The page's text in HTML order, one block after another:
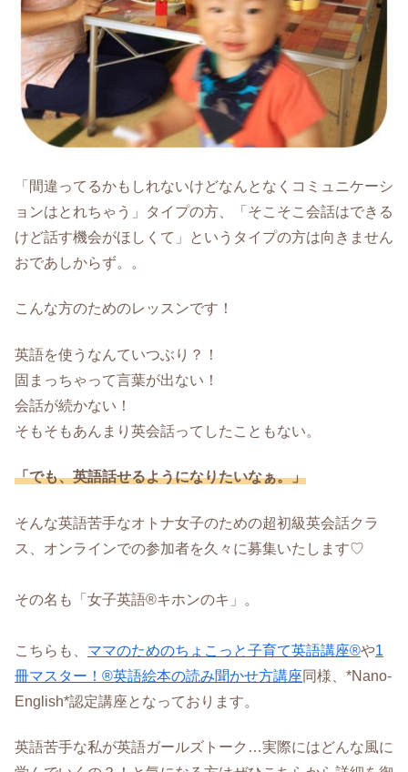
「間違ってるかもしれないけどなんとなくコミュニケーシ
ョンはとれちゃう」タイプの方、「そこそこ会話はできる
けど話す機会がほしくて」というタイプの方は向きません
おであしからず。。
こんな方のためのレッスンです！
英語を使うなんていつぶり？！
固まっちゃって言葉が出ない！
会話が続かない！
そもそもあんまり英会話ってしたこともない。
「でも、英語話せるようになりたいなぁ。」
そんな英語苦手なオトナ女子のための超初級英会話クラ
ス、オンラインでの参加者を久々に募集いたします♡
その名も「女子英語®キホンのキ」。
こちらも、 ママのためのちょこっと子育て英語講座®や1
冊マスター！®英語絵本の読み聞かせ方講座同様、*Nano-
English*認定講座となっております。
英語苦手な私が英語ガールズトーク…実際にはどんな風に